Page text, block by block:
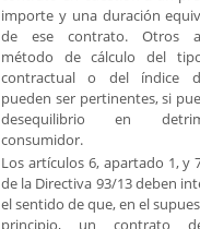
importe y una duración
de ese contrato. Otros
método de cálculo del
contractual o del índice
pueden ser pertinentes, si
desequilibrio en
consumidor.
Los artículos 6, apartado 1, y
de la Directiva 93/13 deben
el sentido de que, en el
principio, un contrato